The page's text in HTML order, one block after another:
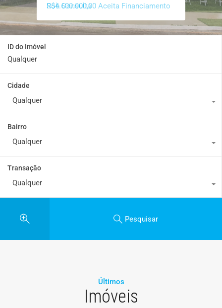
R$4.600.000,00 Aceita Financiamento
Sob Consulta
ID do Imóvel
Cidade
Qualquer
Bairro
Qualquer
Transação
Qualquer
Pesquisar
Últimos
Imóveis